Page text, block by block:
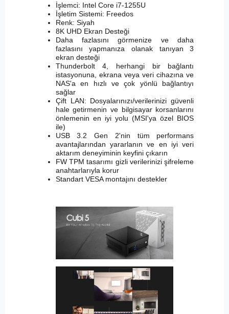
İşlemci: Intel Core i7-1255U
İşletim Sistemi: Freedos
Renk: Siyah
8K UHD Ekran Desteği
Daha fazlasını görmenize ve daha
fazlasını yapmanıza olanak tanıyan 3
ekran desteği
Thunderbolt 4, herhangi bir bağlantı
istasyonuna, ekrana veya veri cihazına ve
NAS'a en hızlı ve çok yönlü bağlantıyı
sağlar
Çift LAN: Dosyalarınızı/verilerinizi güvenli
hale getirmenin ve bilgisayar korsanlarını
önlemenin en iyi yolu (MSI'ya özel BIOS
ile)
USB 3.2 Gen 2'nin tüm performans
avantajlarından yararlanın ve en iyi veri
aktarım deneyiminin keyfini çıkarın
FW TPM tasarımı gizli verilerinizi şifreleme
anahtarlarıyla korur
Standart VESA montajını destekler